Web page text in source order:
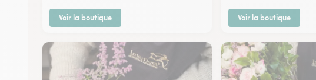
Voir la boutique Voir la boutique